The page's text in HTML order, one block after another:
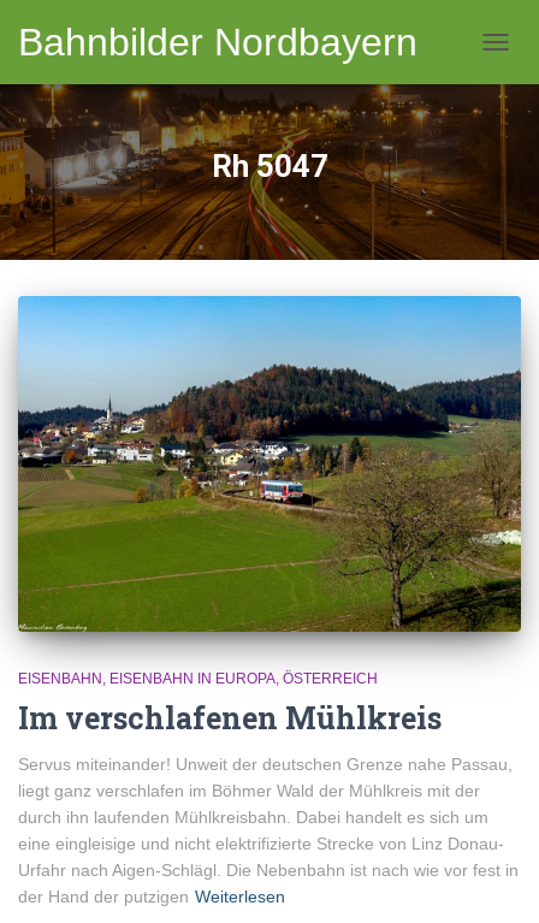
Bahnbilder Nordbayern
Rh 5047
EISENBAHN EISENBAHN IN EUROPA ÖSTERREICH
Im verschlafenen Mühlkreis
Servus miteinander! Unweit der deutschen Grenze nahe Passau,
liegt ganz verschlafen im Böhmer Wald der Mühlkreis mit der
durch ihn laufenden Mühlkreisbahn. Dabei handelt es sich um
eine eingleisige und nicht elektrifizierte Strecke von Linz Donau-
Urfahr nach Aigen-Schlägl. Die Nebenbahn ist nach wie vor fest in
der Hand der putzigen Weiterlesen